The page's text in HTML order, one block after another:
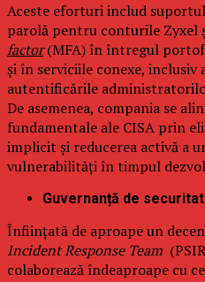
Aceste eforturi includ
parolă pentru conturile Zyxel
factor(MFA) în întregul
și în serviciile conexe, inclusiv
autentificările
De asemenea, compania se
fundamentale ale CISA prin
implicit și reducerea activă a
vulnerabilități în timpul
Guvernanță de
Înființată de aproape un
Incident Response Team
colaborează îndeaproape cu